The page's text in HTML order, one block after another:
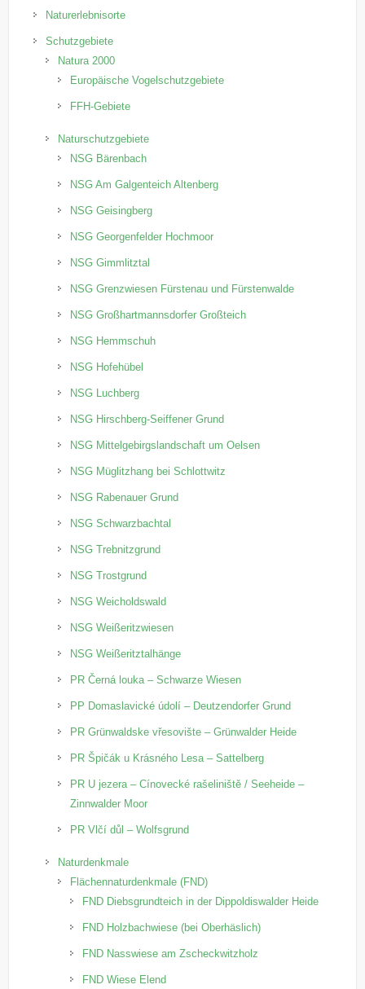
Naturerlebnisorte
Schutzgebiete
Natura 2000
Europäische Vogelschutzgebiete
FFH-Gebiete
Naturschutzgebiete
NSG Bärenbach
NSG Am Galgenteich Altenberg
NSG Geisingberg
NSG Georgenfelder Hochmoor
NSG Gimmlitztal
NSG Grenzwiesen Fürstenau und Fürstenwalde
NSG Großhartmannsdorfer Großteich
NSG Hemmschuh
NSG Hofehübel
NSG Luchberg
NSG Hirschberg-Seiffener Grund
NSG Mittelgebirgslandschaft um Oelsen
NSG Müglitzhang bei Schlottwitz
NSG Rabenauer Grund
NSG Schwarzbachtal
NSG Trebnitzgrund
NSG Trostgrund
NSG Weicholdswald
NSG Weißeritzwiesen
NSG Weißeritztalhänge
PR Černá louka – Schwarze Wiesen
PP Domaslavické údolí – Deutzendorfer Grund
PR Grünwaldske vřesovište – Grünwalder Heide
PR Špičák u Krásného Lesa – Sattelberg
PR U jezera – Cínovecké rašeliniště / Seeheide –
Zinnwalder Moor
PR Vlčí důl – Wolfsgrund
Naturdenkmale
Flächennaturdenkmale (FND)
FND Diebsgrundteich in der Dippoldiswalder Heide
FND Holzbachwiese (bei Oberhäslich)
FND Nasswiese am Zscheckwitzholz
FND Wiese Elend